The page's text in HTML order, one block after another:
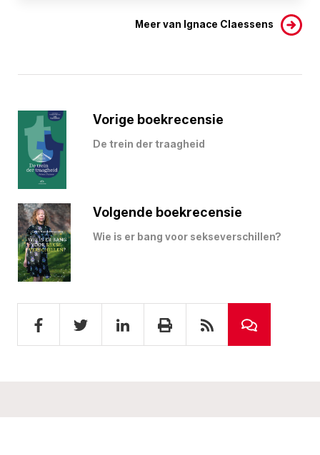
Meer van Ignace Claessens
Vorige boekrecensie
De trein der traagheid
Volgende boekrecensie
Wie is er bang voor sekseverschillen?